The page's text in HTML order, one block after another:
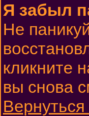
Я забыл
Не
кликните
вы снова